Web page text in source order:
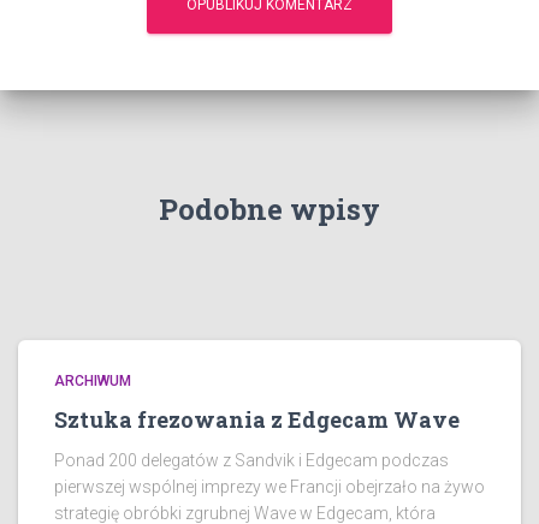
Podobne wpisy
ARCHIWUM
Sztuka frezowania z Edgecam Wave
Ponad 200 delegatów z Sandvik i Edgecam podczas
pierwszej wspólnej imprezy we Francji obejrzało na żywo
strategię obróbki zgrubnej Wave w Edgecam, która